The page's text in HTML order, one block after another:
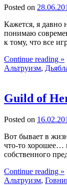
Posted on
Кажется, я давно
понимаю
к тому, что все
Continue reading »
Альтруизм,
Guild of
Posted on
Вот бывает в
что-то хорошее…
собственного
Continue reading »
Альтруизм,